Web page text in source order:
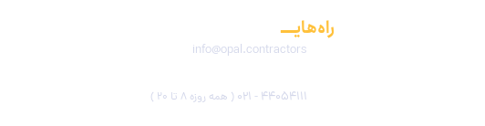
راه‌هایــــارتباطی
info@opal.contractors
44054111 - 021 ( همه روزه ۸ تا ۲۰ )